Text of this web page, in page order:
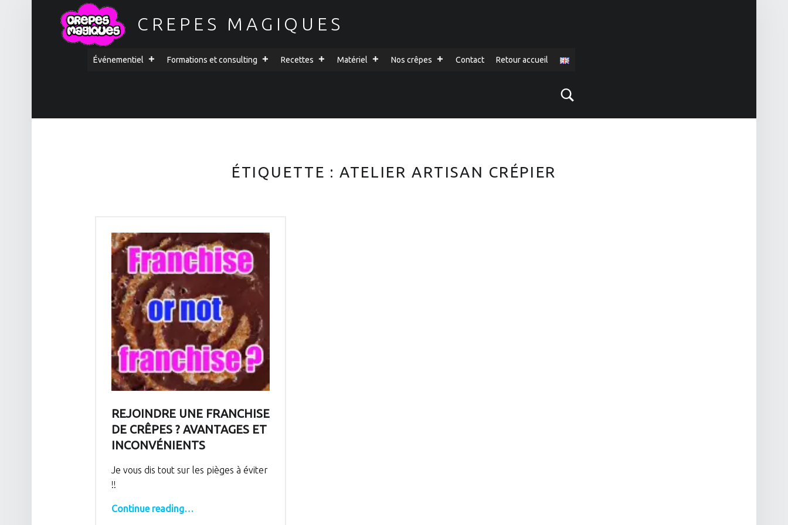
CREPES MAGIQUES
PRIMARY MENU
Événementiel Formations et consulting Recettes Matériel Nos crêpes Contact Retour accueil
ÉTIQUETTE :ATELIER ARTISAN CRÉPIER
REJOINDRE UNE FRANCHISE
DE CRÊPES ? AVANTAGES ET
INCONVÉNIENTS
Je vous dis tout sur les pièges à éviter
!!
Continue reading“Rejoindre une franchise de crêpes ? Avantages et inconvénients”
…